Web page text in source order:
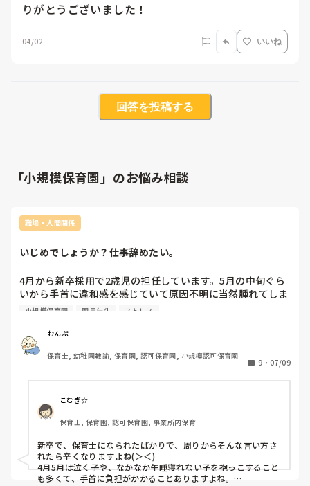
りがとうございました！
04/02 いいね
回答を投稿する
「小規模保育園」のお悩み相談
職場・人間関係
いじめでしょうか？仕事辞めたい。
4月から新卒採用で2歳児の担任しています。5月の中旬ぐら
いから手首に違和感を感じていて原因不明に当然腫れてしま
い、そこから利き手の手首を痛めて2ヶ月経ちます。未だに
かっていたのですが、人手が足りないのでそうはいかなく、
【手首に負担をかからない仕事なら大丈夫。あとは他の職場
に状況説明してフォローしてもらって】と出勤許可をいただ
特に手首の怪我に一番負担を感じてしまうのは、私のクラス
の2歳児2名が多動や発達障害の疑いがあり午睡中暴れるで、
その対応でした。手首が痛いので怪我が治るまではその2名
厳しいという話をしましたが【手関係ないよね】と、聞いて
もらてない状態で結果怪我が悪化してしまいました。ヘルプ
を他の職員に相談しても結局否定され責められてしまう始
末。最終的に園長先生に相談しても結局似たような状況で精
神的病んでしまいしました。
小規模保育園 園長先生 ストレス
おんぷ
保育士, 幼稚園教諭, 保育園, 認可保育園, 小規模認可保育園
9 ・ 07/09
こむぎ☆
保育士, 保育園, 認可保育園, 事業所内保育
新卒で、保育士になられたばかりで、周りからそんな言い方さ
れたら辛くなりますよね(＞＜)
4月5月は泣く子や、なかなか午睡寝れない子を抱っこすること
も多くて、手首に負担がかかることありますよね。